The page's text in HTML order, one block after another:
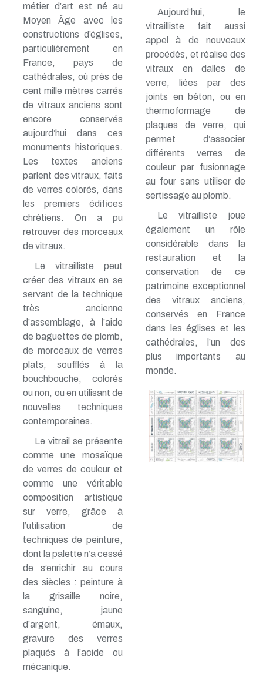
métier d’art est né au
Moyen Âge avec les
constructions d’églises,
particulièrement en
France, pays de
cathédrales, où près de
cent mille mètres carrés
de vitraux anciens sont
encore conservés
aujourd’hui dans ces
monuments historiques.
Les textes anciens
parlent des vitraux, faits
de verres colorés, dans
les premiers édifices
chrétiens. On a pu
retrouver des morceaux
de vitraux.
Le vitrailliste peut
créer des vitraux en se
servant de la technique
très ancienne
d’assemblage, à l’aide
de baguettes de plomb,
de morceaux de verres
plats, soufflés à la
bouchbouche, colorés
ou non, ou en utilisant de
nouvelles techniques
contemporaines.
Le vitrail se présente
comme une mosaïque
de verres de couleur et
comme une véritable
composition artistique
sur verre, grâce à
l’utilisation de
techniques de peinture,
dont la palette n’a cessé
de s’enrichir au cours
des siècles : peinture à
la grisaille noire,
sanguine, jaune
d’argent, émaux,
gravure des verres
plaqués à l’acide ou
mécanique.
Aujourd’hui, le
vitrailliste fait aussi
appel à de nouveaux
procédés, et réalise des
vitraux en dalles de
verre, liées par des
joints en béton, ou en
thermoformage de
plaques de verre, qui
permet d’associer
différents verres de
couleur par fusionnage
au four sans utiliser de
sertissage au plomb.
Le vitrailliste joue
également un rôle
considérable dans la
restauration et la
conservation de ce
patrimoine exceptionnel
des vitraux anciens,
conservés en France
dans les églises et les
cathédrales, l’un des
plus importants au
monde.